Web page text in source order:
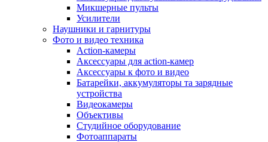
Микшерные пульты
Усилители
Наушники и гарнитуры
Фото и видео техника
Action-камеры
Аксессуары для action-камер
Аксессуары к фото и видео
Батарейки, аккумуляторы та зарядные
устройства
Видеокамеры
Объективы
Студийное оборудование
Фотоаппараты